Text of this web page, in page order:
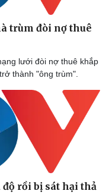
trùm đòi nợ thuê
lưới đòi nợ thuê khắp
thành "ông trùm".
rồi bị sát hại thả